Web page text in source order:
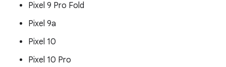
Pixel 9 Pro Fold
Pixel 9a
Pixel 10
Pixel 10 Pro